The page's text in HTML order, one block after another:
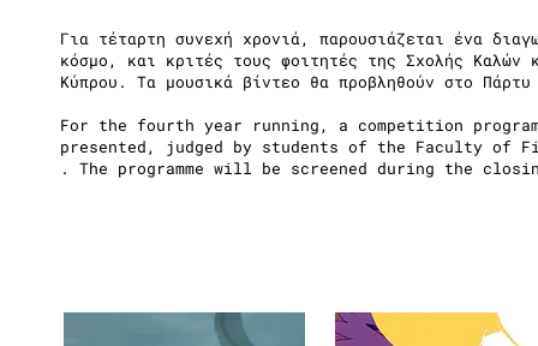
Για τέταρτη συνεχή χρονιά, παρουσιάζεται ένα
κόσμο, και κριτές τους φοιτητές της Σχολής Καλών
Κύπρου. Τα μουσικά βίντεο θα προβληθούν στο
For the fourth year running, a competition
presented, judged by students of the Faculty of
. The programme will be screened during the